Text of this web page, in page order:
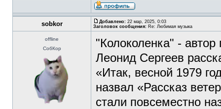
sobkor Добавлено: 22 мар, 2025, 0:03
Заголовок сообщения: Re: Любимая музыка
offline
СобКор
"Колоколенка" -
Леонид Сергеев
«Итак, весной 1979
назвал «Рассказ
стали повсеместно